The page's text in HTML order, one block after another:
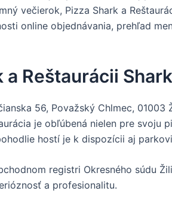
večierok, Pizza Shark a
online objednávania, prehľad
Reštaurácii Shark
56, Považský Chlmec,
je obľúbená nielen pre svoju
hostí je k dispozícii aj
registri Okresného súdu
a profesionalitu.